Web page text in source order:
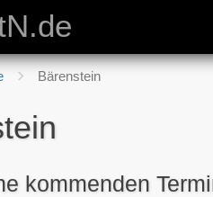
Bärenstein
kommenden